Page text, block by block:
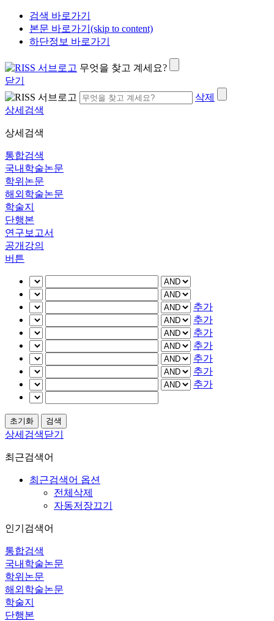
검색 바로가기
본문 바로가기(skip to content)
하단정보 바로가기
무엇을 찾고 계세요?
닫기
삭제
상세검색
상세검색
통합검색
국내학술논문
학위논문
해외학술논문
학술지
단행본
연구보고서
공개강의
버튼
추가
추가
추가
추가
추가
추가
추가
상세검색닫기
최근검색어
최근검색어 옵션
전체삭제
자동저장끄기
인기검색어
통합검색
국내학술논문
학위논문
해외학술논문
학술지
단행본